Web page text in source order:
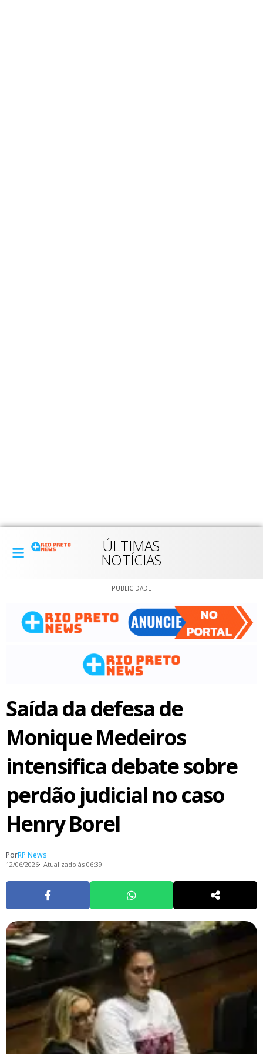
ÚLTIMAS
NOTÍCIAS
PUBLICIDADE
Saída da defesa de
Monique Medeiros
intensifica debate sobre
perdão judicial no caso
Henry Borel
PorRP News
12/06/2026 Atualizado às 06:39